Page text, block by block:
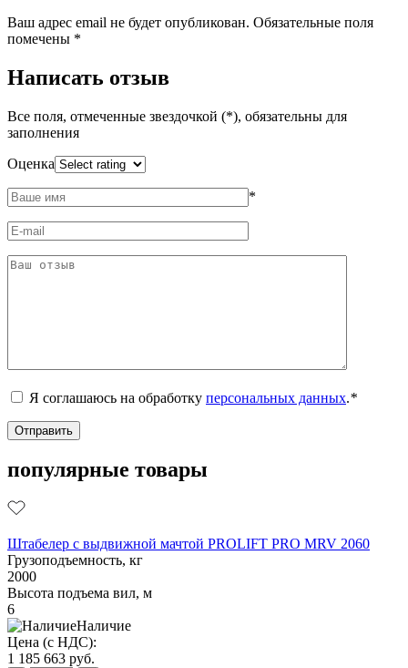
Ваш адрес email не будет опубликован. Обязательные поля
помечены *
Написать отзыв
Все поля, отмеченные звездочкой (*), обязательны для
заполнения
Оценка
*
Я соглашаюсь на обработку персональных данных.*
популярные товары
Штабелер с выдвижной мачтой PROLIFT PRO MRV 2060
Грузоподъемность, кг
2000
Высота подъема вил, м
6
Наличие
Цена (с НДС):
1 185 663 руб.